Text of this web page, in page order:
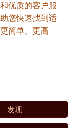
优质的客户服
您快速找到适
简单、更高
发现